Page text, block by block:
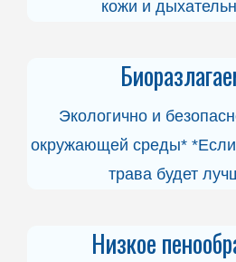
кожи и
Экологично и
окружающей среды* *Если
трава будет
Низкое